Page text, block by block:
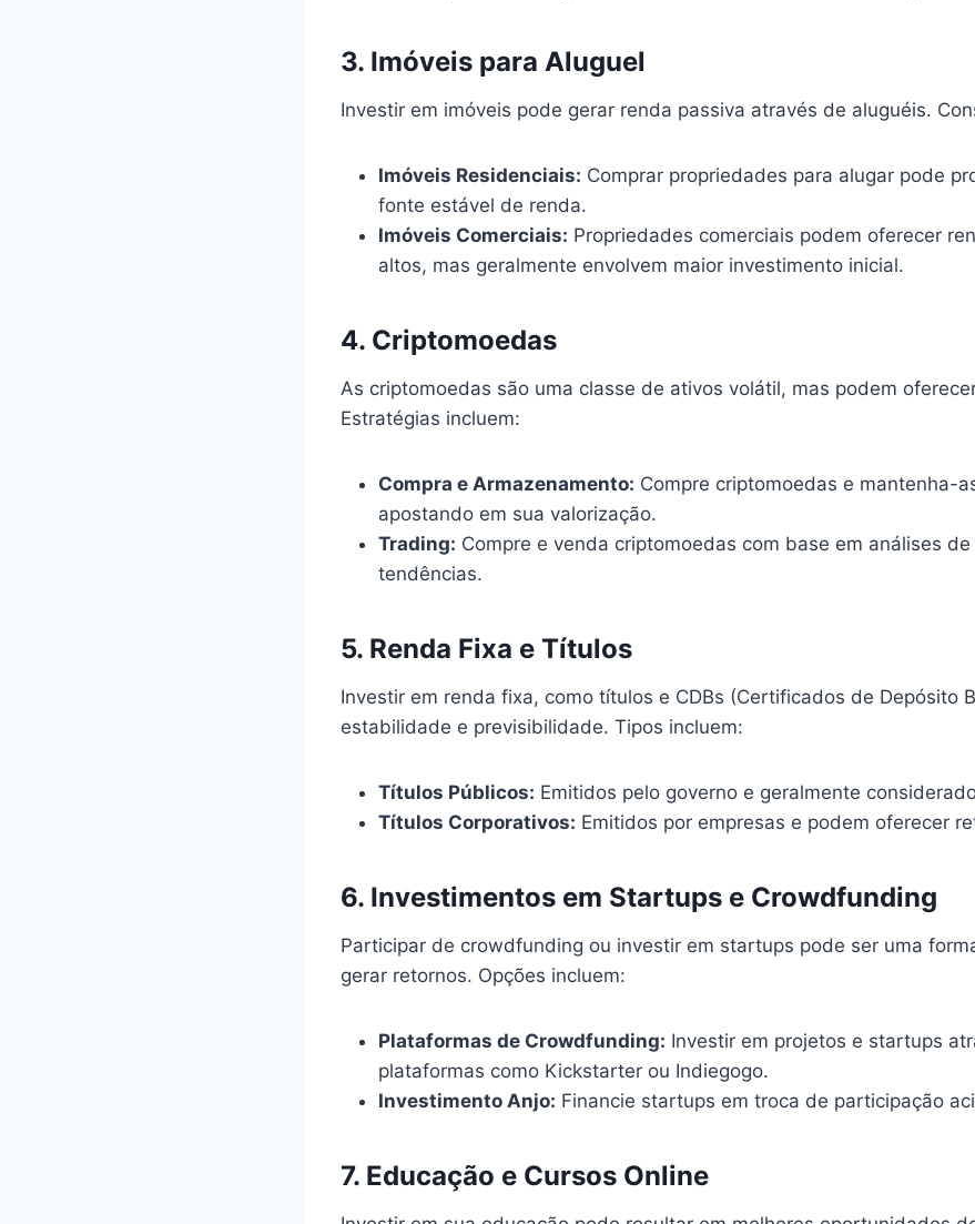
3. Imóveis para Aluguel
Investir em imóveis pode gerar renda passiva através de aluguéis.
Imóveis Residenciais: Comprar propriedades para alugar pode
fonte estável de renda.
Imóveis Comerciais: Propriedades comerciais podem oferecer
altos, mas geralmente envolvem maior investimento inicial.
4. Criptomoedas
As criptomoedas são uma classe de ativos volátil, mas podem
Estratégias incluem:
Compra e Armazenamento: Compre criptomoedas e mantenha-
apostando em sua valorização.
Trading: Compre e venda criptomoedas com base em análises
tendências.
5. Renda Fixa e Títulos
Investir em renda fixa, como títulos e CDBs (Certificados de Depósito
estabilidade e previsibilidade. Tipos incluem:
Títulos Públicos: Emitidos pelo governo e geralmente
Títulos Corporativos: Emitidos por empresas e podem oferecer
6. Investimentos em Startups e Crowdfunding
Participar de crowdfunding ou investir em startups pode ser uma
gerar retornos. Opções incluem:
Plataformas de Crowdfunding: Investir em projetos e startups
plataformas como Kickstarter ou Indiegogo.
Investimento Anjo: Financie startups em troca de participação
7. Educação e Cursos Online